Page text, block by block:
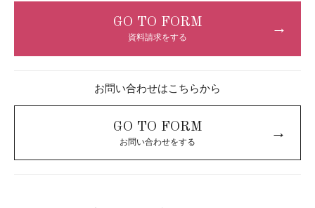
GO TO FORM
資料請求をする
→
お問い合わせはこちらから
GO TO FORM
お問い合わせをする
→